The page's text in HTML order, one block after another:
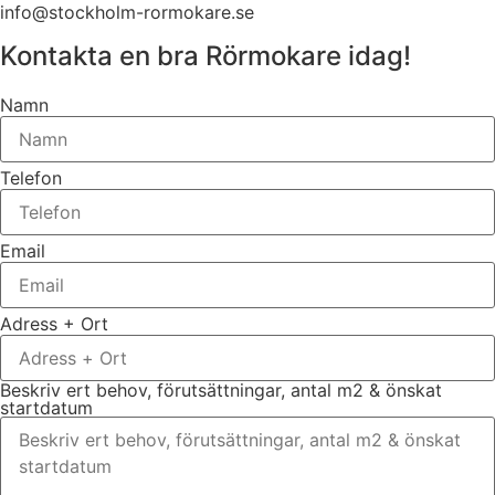
info@stockholm-rormokare.se
Kontakta en bra Rörmokare idag!
Namn
Telefon
Email
Adress + Ort
Beskriv ert behov, förutsättningar, antal m2 & önskat
startdatum